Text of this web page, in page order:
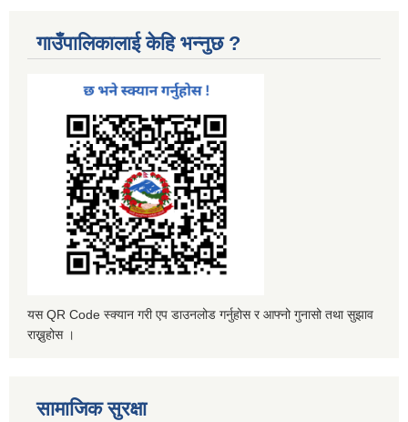
गाउँपालिकालाई केहि भन्नुछ ?
यस QR Code स्क्यान गरी एप डाउनलोड गर्नुहोस र आफ्नो गुनासो तथा सुझाव
राख्नुहोस ।
सामाजिक सुरक्षा